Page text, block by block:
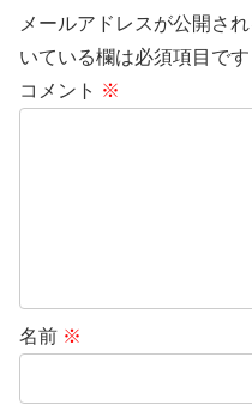
メールアドレスが公開さ
いている欄は必須項目です
コメント ※
名前 ※